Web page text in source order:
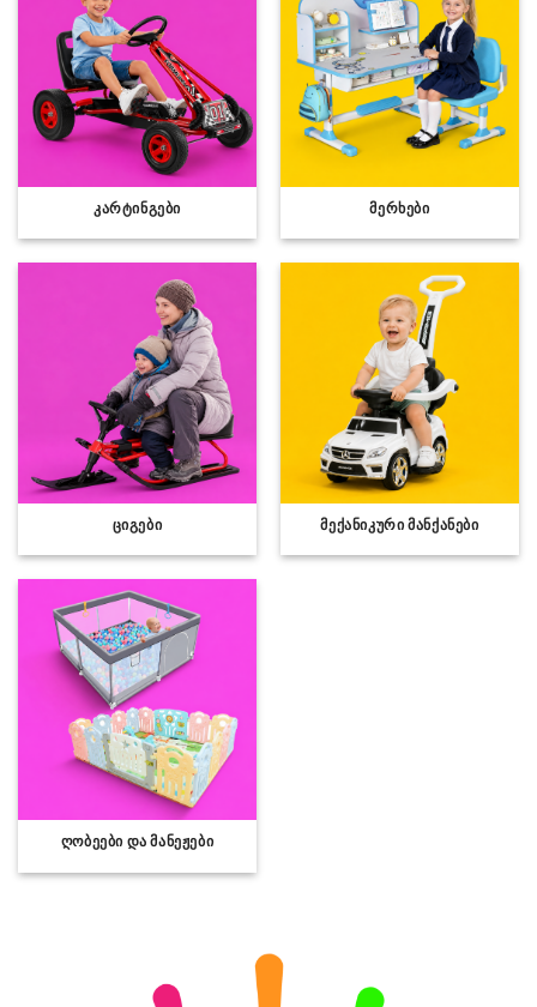
ᲙᲐᲠᲢᲘᲜᲒᲔᲑᲘ ᲛᲔᲠᲮᲔᲑᲘ
ᲪᲘᲒᲔᲑᲘ ᲛᲔᲥᲐᲜᲘᲙᲣᲠᲘ ᲛᲐᲜᲥᲐᲜᲔᲑᲘ
ᲦᲝᲑᲔᲔᲑᲘ ᲓᲐ ᲛᲐᲜᲔᲟᲔᲑᲘ